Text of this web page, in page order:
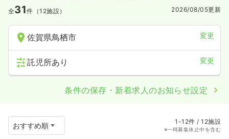
全31件（12施設） 2026/08/05更新
佐賀県鳥栖市 変更
託児所あり 変更
条件の保存・新着求人のお知らせ設定
1-12件 / 12施設
※一時募集休止中を含む